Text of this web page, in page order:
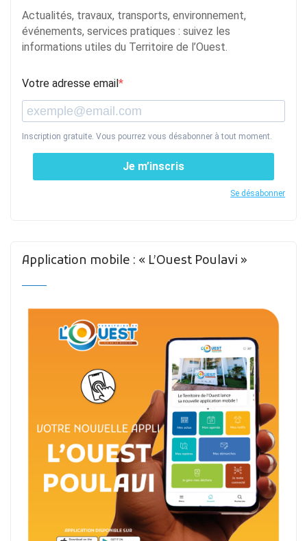
Actualités, travaux, transports, environnement,
événements, services pratiques : suivez les
informations utiles du Territoire de l’Ouest.
Votre adresse email
Inscription gratuite. Vous pourrez vous désabonner à tout moment.
Je m’inscris
Se désabonner
Application mobile : « L’Ouest Poulavi »